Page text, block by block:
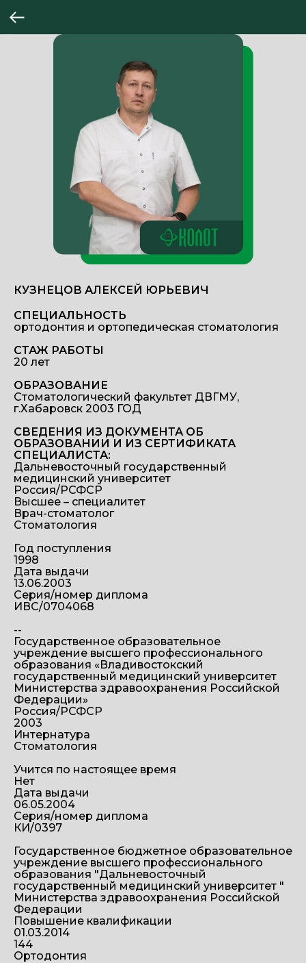
КУЗНЕЦОВ АЛЕКСЕЙ ЮРЬЕВИЧ
СПЕЦИАЛЬНОСТЬ
ортодонтия и ортопедическая стоматология
СТАЖ РАБОТЫ
20 лет
ОБРАЗОВАНИЕ
Стоматологический факультет ДВГМУ,
г.Хабаровск 2003 ГОД
СВЕДЕНИЯ ИЗ ДОКУМЕНТА ОБ
ОБРАЗОВАНИИ И ИЗ СЕРТИФИКАТА
СПЕЦИАЛИСТА:
Дальневосточный государственный
медицинский университет
Россия/РСФСР
Высшее – специалитет
Врач-стоматолог
Стоматология
Год поступления
1998
Дата выдачи
13.06.2003
Серия/номер диплома
ИВС/0704068
--
Государственное образовательное
учреждение высшего профессионального
образования «Владивостокский
государственный медицинский университет
Министерства здравоохранения Российской
Федерации»
Россия/РСФСР
2003
Интернатура
Стоматология
Учится по настоящее время
Нет
Дата выдачи
06.05.2004
Серия/номер диплома
КИ/0397
Государственное бюджетное образовательное
учреждение высшего профессионального
образования "Дальневосточный
государственный медицинский университет "
Министерства здравоохранения Российской
Федерации
Повышение квалификации
01.03.2014
144
Ортодонтия